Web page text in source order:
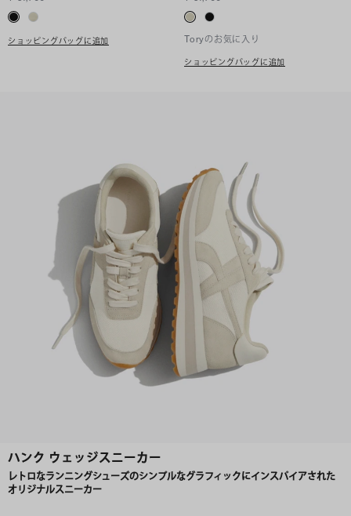
ショッピングバッグに追加 Toryのお気に入り
ショッピングバッグに追加
ハンク ウェッジスニーカー
レトロなランニングシューズのシンプルなグラフィックにインスパイアされた
オリジナルスニーカー